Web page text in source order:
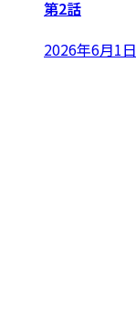
第2話
2026年6月1日